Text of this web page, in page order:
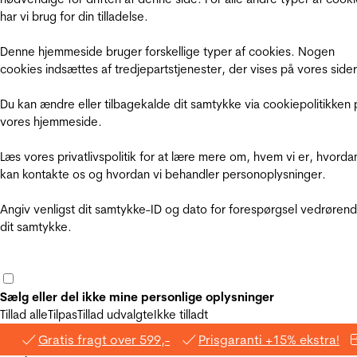
har vi brug for din tilladelse.
Denne hjemmeside bruger forskellige typer af cookies. Nogen
cookies indsættes af tredjepartstjenester, der vises på vores
Du kan ændre eller tilbagekalde dit samtykke via cookiepolitikken
vores hjemmeside.
Læs vores privatlivspolitik for at lære mere om, hvem vi er,
kan kontakte os og hvordan vi behandler personoplysninger.
Angiv venligst dit samtykke-ID og dato for forespørgsel
dit samtykke.
Sælg eller del ikke mine personlige oplysninger
Tillad alleTilpasTillad udvalgteIkke tilladt
Gratis fragt over 599,- Prisgaranti +15% ekstra!